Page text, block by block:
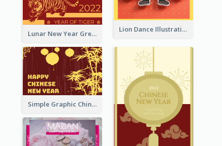
Lion Dance Illustration Photo Greeting Card
Lunar New Year Greeting Card With Tiger Illustration
Simple Graphic Chinese New Year In Red And Yellow